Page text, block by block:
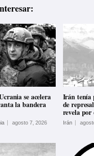
se acelera
la bandera
agosto 7, 2026
Irán tenía
de
revela por
Irán